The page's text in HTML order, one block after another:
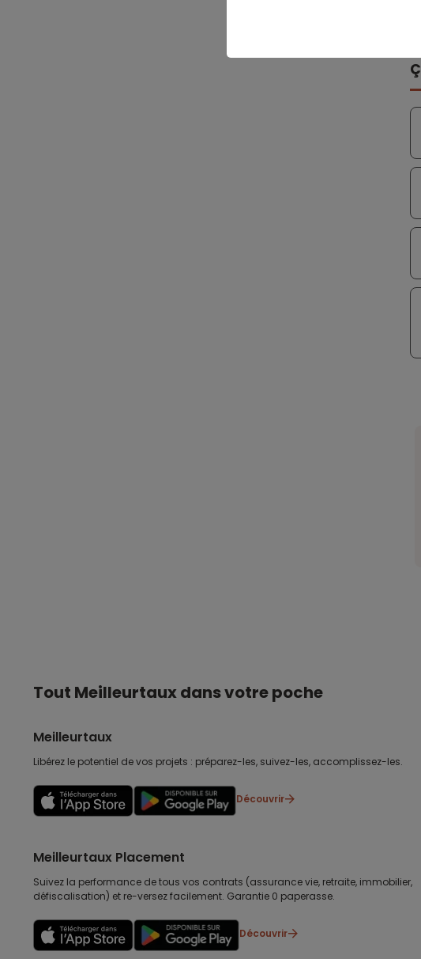
Tout Meilleurtaux dans votre poche
Meilleurtaux
Libérez le potentiel de vos projets : préparez-les, suivez-les, accomplissez-les.
Découvrir
Meilleurtaux Placement
Suivez la performance de tous vos contrats (assurance vie, retraite, immobilier,
défiscalisation) et re-versez facilement. Garantie 0 paperasse.
Découvrir